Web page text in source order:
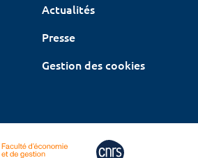
Actualités
Presse
Gestion des cookies